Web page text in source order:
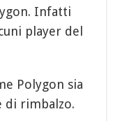
Infatti
player del
Polygon sia
di rimbalzo.